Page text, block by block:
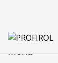
777 071
Menu